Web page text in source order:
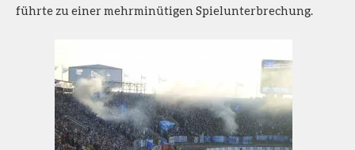
führte zu einer mehrminütigen Spielunterbrechung.